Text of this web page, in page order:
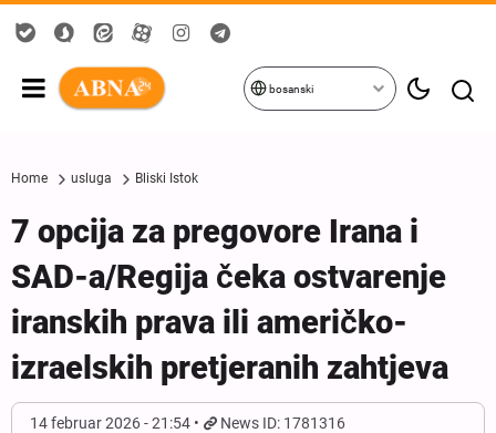
bosanski
Home usluga Bliski Istok
7 opcija za pregovore Irana i
SAD-a/Regija čeka ostvarenje
iranskih prava ili američko-
izraelskih pretjeranih zahtjeva
14 februar 2026 - 21:54 News ID: 1781316